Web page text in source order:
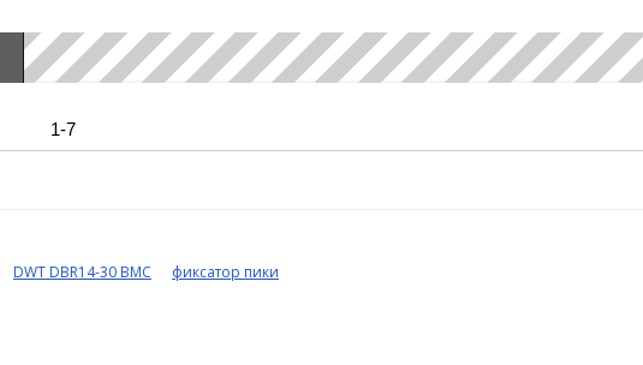
1-7
DWT DBR14-30 BMC фиксатор пики